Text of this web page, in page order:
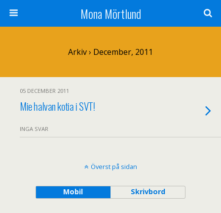
Mona Mörtlund
Arkiv › December, 2011
05 DECEMBER 2011
Mie halvan kotia i SVT!
INGA SVAR
Överst på sidan
Mobil Skrivbord